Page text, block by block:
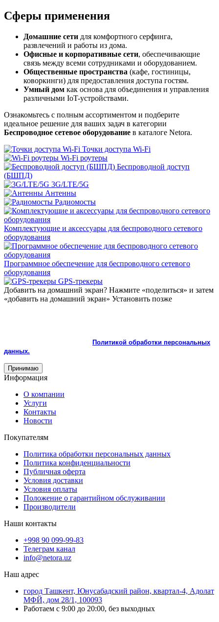
Сферы применения
Домашние сети для комфортного серфинга,
развлечений и работы из дома.
Офисные и корпоративные сети, обеспечивающие
связь между всеми сотрудниками и оборудованием.
Общественные пространства (кафе, гостиницы,
коворкинги) для предоставления доступа гостям.
Умный дом как основа для объединения и управления
различными IoT-устройствами.
Ознакомьтесь с полным ассортиментом и подберите
идеальное решение для ваших задач в категории
Беспроводное сетевое оборудование в каталоге Netora.
Точки доступа Wi-Fi
Wi-Fi роутеры
Беспроводной доступ
(БШПД)
3G/LTE/5G
Антенны
Радиомосты
Комплектующие и аксессуары для беспроводного сетевого
оборудования
Программное обеспечение для беспроводного сетевого
оборудования
GPS-трекеры
Добавить на домашний экран? Нажмите «поделиться» и затем
«добавить на домашний экран» Установить позже
Политикой обработки персональных
данных.
Принимаю
Информация
О компании
Услуги
Контакты
Новости
Покупателям
Политика обработки персональных данных
Политика конфиденциальности
Публичная оферта
Условия доставки
Условия оплаты
Положение о гарантийном обслуживании
Производители
Наши контакты
+998 90 099-99-83
Телеграм канал
info@netora.uz
Наш адрес
город Ташкент, Юнусабадский район, квартал-4, Адолат
МФЙ, дом 28/1, 100093
Работаем с 9:00 до 20:00, без выходных